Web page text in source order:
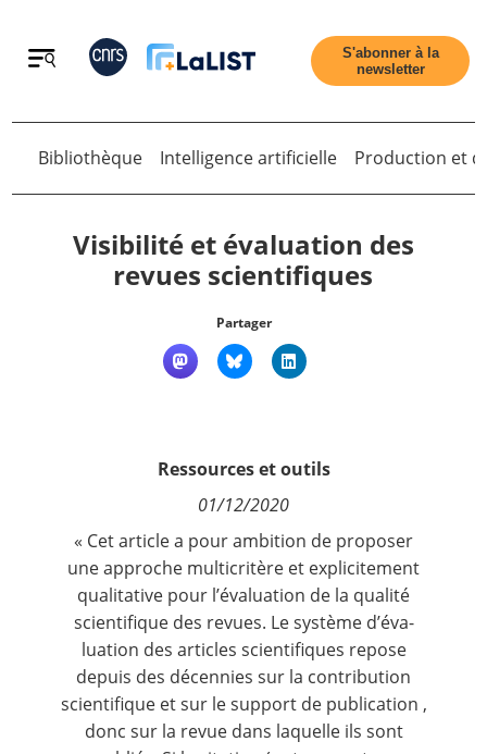
Retour
Nous suivre
S'abonner à la
newsletter
Retour
Bibliothèque Intelligence artificielle Production et
Visibilité et évaluation des
revues scientifiques
Partager
Ressources et outils
01/12/2020
« Cet article a pour ambition de proposer
une approche multicritère et explicitement
qualitative pour l’évaluation de la qualité
scientifique des revues. Le système d’éva-
luation des articles scientifiques repose
depuis des décennies sur la contribution
scientifique et sur le support de publication ,
donc sur la revue dans laquelle ils sont